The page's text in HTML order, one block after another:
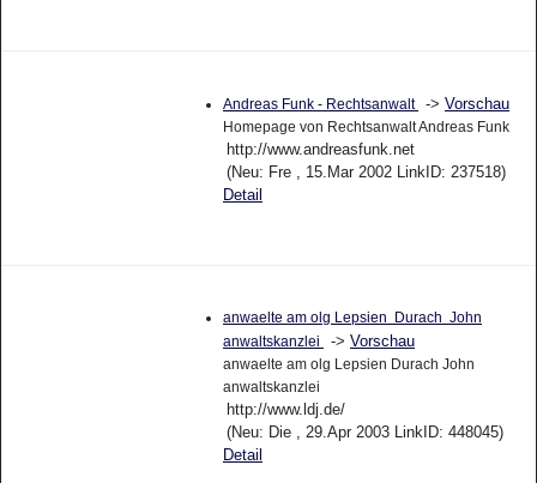
Andreas Funk - Rechtsanwalt -> Vorschau
Homepage von Rechtsanwalt Andreas Funk
http://www.andreasfunk.net
(Neu: Fre , 15.Mar 2002 LinkID: 237518)
Detail
anwaelte am olg Lepsien Durach John
anwaltskanzlei
-> Vorschau
anwaelte am olg Lepsien Durach John
anwaltskanzlei
http://www.ldj.de/
(Neu: Die , 29.Apr 2003 LinkID: 448045)
Detail